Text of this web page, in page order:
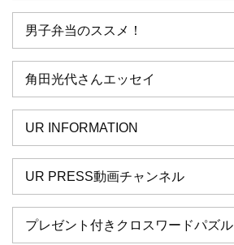
男子弁当のススメ！
角田光代さんエッセイ
UR INFORMATION
UR PRESS動画チャンネル
プレゼント付きクロスワードパズル